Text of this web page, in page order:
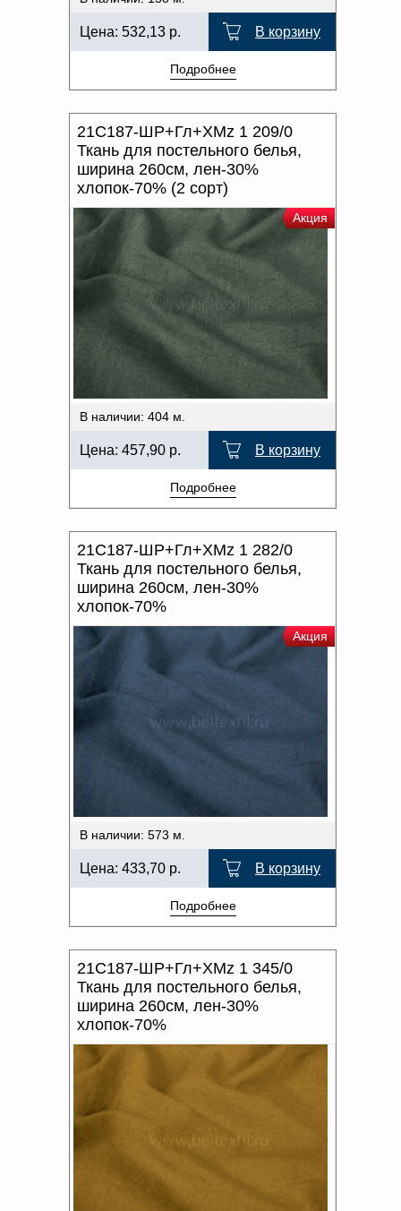
Цена: 532,13 р. В корзину
Подробнее
21С187-ШР+Гл+ХМz 1 209/0
Ткань для постельного белья,
ширина 260см, лен-30%
хлопок-70% (2 сорт)
Акция
В наличии: 404 м.
Цена: 457,90 р. В корзину
Подробнее
21С187-ШР+Гл+ХМz 1 282/0
Ткань для постельного белья,
ширина 260см, лен-30%
хлопок-70%
Акция
В наличии: 573 м.
Цена: 433,70 р. В корзину
Подробнее
21С187-ШР+Гл+ХМz 1 345/0
Ткань для постельного белья,
ширина 260см, лен-30%
хлопок-70%